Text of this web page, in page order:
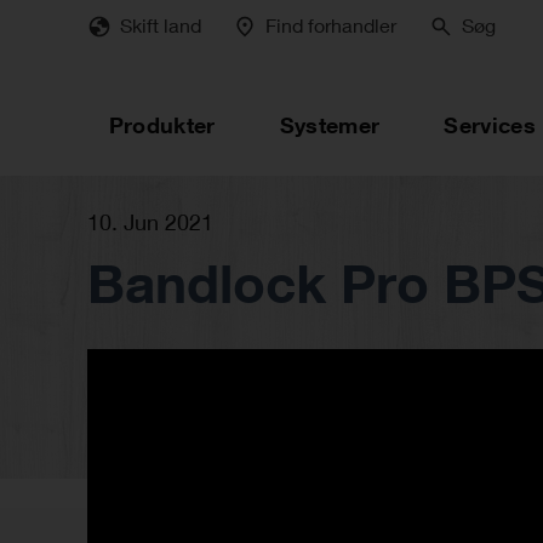
Skift land Find forhandler Søg
Produkter Systemer Services
10. Jun 2021
Bandlock Pro